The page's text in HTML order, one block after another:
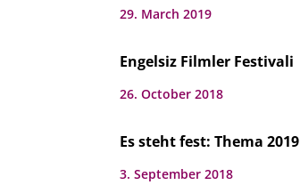
29. March 2019
Engelsiz Filmler Festivali
26. October 2018
Es steht fest: Thema 2019
3. September 2018